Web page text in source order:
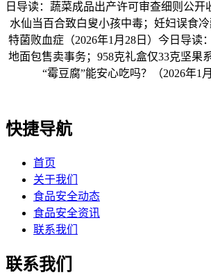
日导读：蔬菜成品出产许可审查细则公开
水仙当百合致白叟小孩中毒；妊妇误食
特菌败血症（2026年1月28日）今日导读
地面包售卖事务；958克礼盒仅33克坚果
“霉豆腐”能安心吃吗？（2026年1
快捷导航
首页
关于我们
食品安全动态
食品安全资讯
联系我们
联系我们